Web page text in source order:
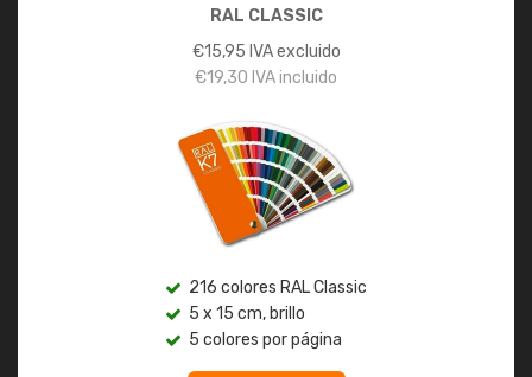
RAL CLASSIC
€15,95 IVA excluido
€19,30 IVA incluido
216 colores RAL Classic
5 x 15 cm, brillo
5 colores por página